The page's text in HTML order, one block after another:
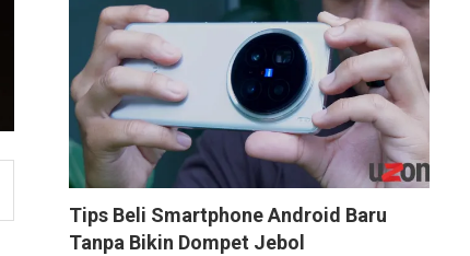
Tips Beli Smartphone Android Baru
Tanpa Bikin Dompet Jebol